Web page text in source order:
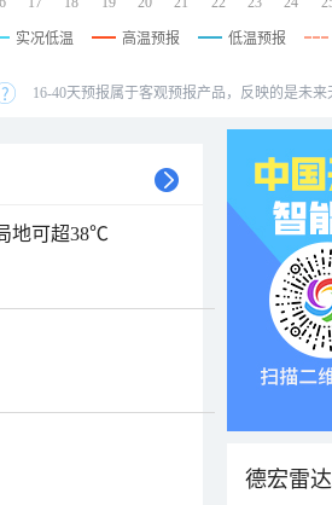
实况低温 高温预报 低温预报
16-40天预报属于客观预报产品，反映的是未
地可超38℃
德宏雷